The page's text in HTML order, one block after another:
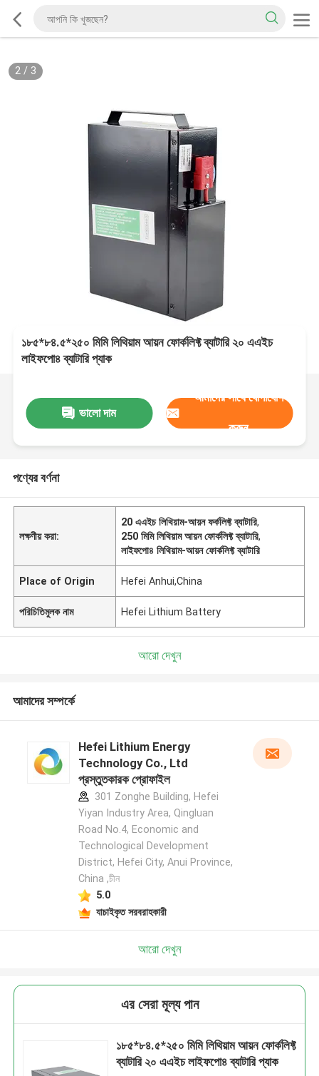
2/ 3
১৮৫*৮৪.৫*২৫০ মিমি লিথিয়াম আয়ন ফোর্কলিফ্ট ব্যাটারি ২০ এএইচ
লাইফপো৪ ব্যাটারি প্যাক
ভালো দাম
আমাদের সাথে যোগাযোগ
করুন
পণ্যের বর্ণনা
লক্ষণীয় করা:
20 এএইচ লিথিয়াম-আয়ন ফর্কলিফ্ট ব্যাটারি,
250 মিমি লিথিয়াম আয়ন ফোর্কলিফ্ট ব্যাটারি,
লাইফপো৪ লিথিয়াম-আয়ন ফোর্কলিফ্ট ব্যাটারি
Place of Origin Hefei Anhui,China
পরিচিতিমুলক নাম Hefei Lithium Battery
আরো দেখুন
আমাদের সম্পর্কে
Hefei Lithium Energy
Technology Co., Ltd
প্রস্তুতকারক প্রোফাইল
301 Zonghe Building, Hefei
Yiyan Industry Area, Qingluan
Road No.4, Economic and
Technological Development
District, Hefei City, Anui Province,
China ,চীন
5.0
যাচাইকৃত সরবরাহকারী
আরো দেখুন
এর সেরা মূল্য পান
১৮৫*৮৪.৫*২৫০ মিমি লিথিয়াম আয়ন ফোর্কলিফ্ট
ব্যাটারি ২০ এএইচ লাইফপো৪ ব্যাটারি প্যাক